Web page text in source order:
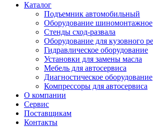
Каталог
Подъемник автомобильный
Оборудование шиномонтажное
Стенды сход-развала
Оборудование для кузовного
Гидравлическое оборудование
Установки для замены масла
Мебель для автосервиса
Диагностическое оборудование
Компрессоры для автосервиса
О компании
Сервис
Поставщикам
Контакты